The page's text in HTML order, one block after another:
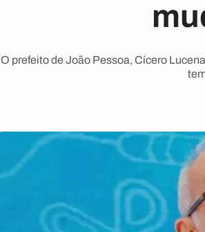
O prefeito de João Pessoa, Cícero